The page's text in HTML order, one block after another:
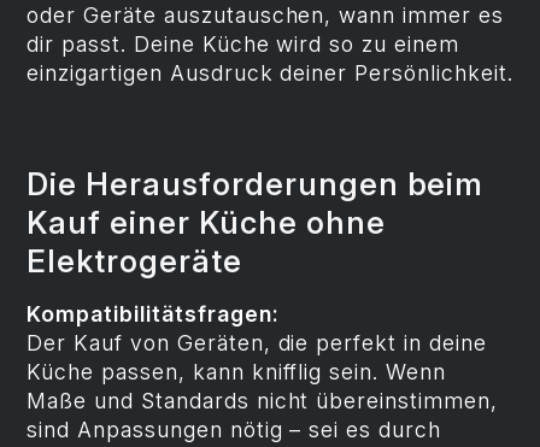
oder Geräte auszutauschen, wann immer es
dir passt. Deine Küche wird so zu einem
einzigartigen Ausdruck deiner Persönlichkeit.
Die Herausforderungen beim
Kauf einer Küche ohne
Elektrogeräte
Kompatibilitätsfragen:
Der Kauf von Geräten, die perfekt in deine
Küche passen, kann knifflig sein. Wenn
Maße und Standards nicht übereinstimmen,
sind Anpassungen nötig – sei es durch